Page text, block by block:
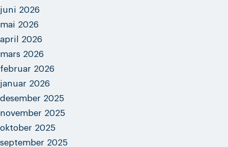
juni 2026
mai 2026
april 2026
mars 2026
februar 2026
januar 2026
desember 2025
november 2025
oktober 2025
september 2025